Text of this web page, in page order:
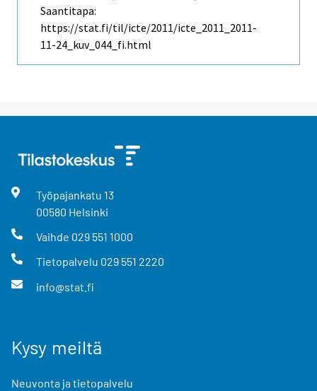
Saantitapa:
https://stat.fi/til/icte/2011/icte_2011_2011-
11-24_kuv_044_fi.html
Työpajankatu 13
00580 Helsinki
Vaihde 029 551 1000
Tietopalvelu 029 551 2220
info@stat.fi
Kysy meiltä
Neuvonta ja tietopalvelu